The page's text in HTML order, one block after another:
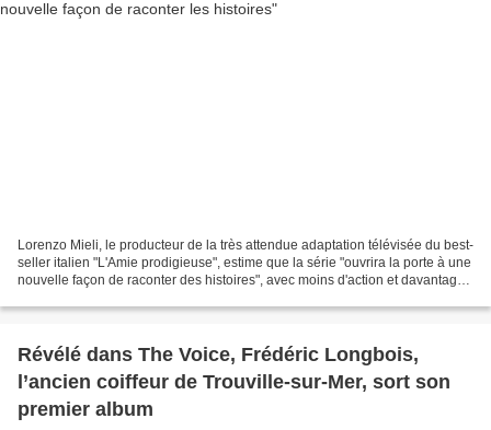
Lorenzo Mieli, le producteur de la très attendue adaptation télévisée du best-
seller italien "L'Amie prodigieuse", estime que la série "ouvrira la porte à une
nouvelle façon de raconter des histoires", avec moins d'action et davantage
Révélé dans The Voice, Frédéric Longbois,
l’ancien coiffeur de Trouville-sur-Mer, sort son
premier album